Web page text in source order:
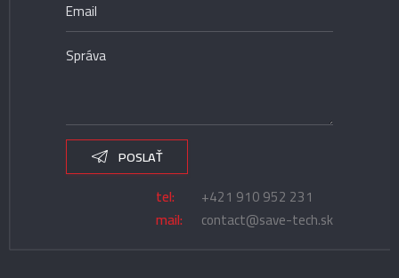
POSLAŤ
tel:
+421 910 952 231
mail:
contact@save-tech.sk